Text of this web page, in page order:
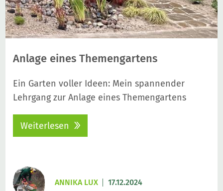
Anlage eines Themengartens
Ein Garten voller Ideen: Mein spannender
Lehrgang zur Anlage eines Themengartens
Weiterlesen
ANNIKA LUX 17.12.2024